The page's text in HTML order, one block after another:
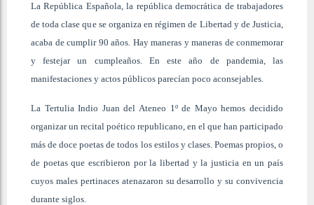
La República Española, la república democrática de trabajadores
de toda clase que se organiza en régimen de Libertad y de Justicia,
acaba de cumplir 90 años. Hay maneras y maneras de conmemorar
y festejar un cumpleaños. En este año de pandemia, las
manifestaciones y actos públicos parecían poco aconsejables.
La Tertulia Indio Juan del Ateneo 1º de Mayo hemos decidido
organizar un recital poético republicano, en el que han participado
más de doce poetas de todos los estilos y clases. Poemas propios, o
de poetas que escribieron por la libertad y la justicia en un país
cuyos males pertinaces atenazaron su desarrollo y su convivencia
durante siglos.